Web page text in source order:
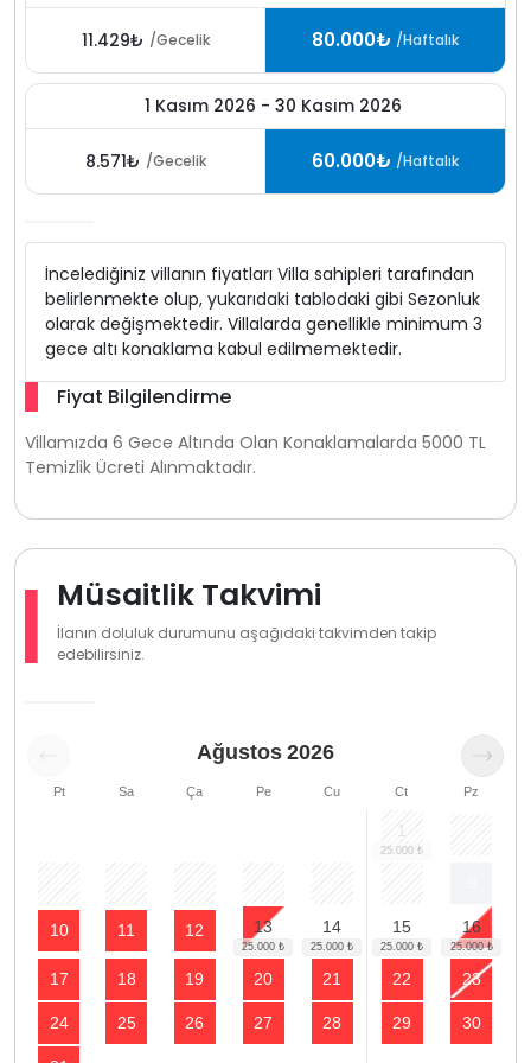
11.429₺ /Gecelik 80.000₺ /Haftalık
1 Kasım 2026 - 30 Kasım 2026
8.571₺ /Gecelik 60.000₺ /Haftalık
İncelediğiniz villanın fiyatları Villa sahipleri tarafından
belirlenmekte olup, yukarıdaki tablodaki gibi Sezonluk
olarak değişmektedir. Villalarda genellikle minimum 3
gece altı konaklama kabul edilmemektedir.
Fiyat Bilgilendirme
Villamızda 6 Gece Altında Olan Konaklamalarda 5000 TL
Temizlik Ücreti Alınmaktadır.
Müsaitlik Takvimi
İlanın doluluk durumunu aşağıdaki takvimden takip
edebilirsiniz.
Ağustos 2026
Pt Sa Ça Pe Cu Ct Pz
1
10 11 12 13 14 15 16
17 18 19 20 21 22 23
24 25 26 27 28 29 30